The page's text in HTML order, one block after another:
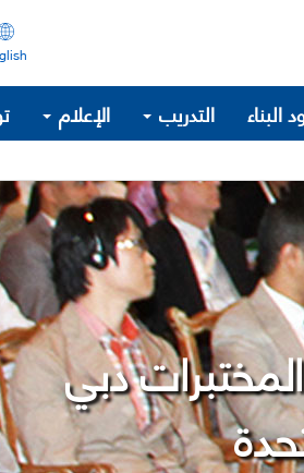
البناء التدريب الإعلام
دبي